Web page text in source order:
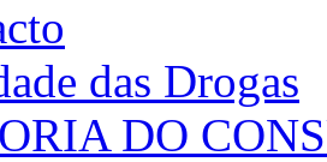
das Drogas
DO